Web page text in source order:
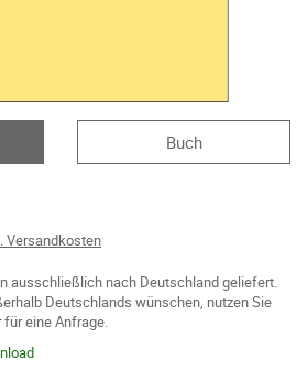
Buch
Versandkosten
ausschließlich nach Deutschland geliefert.
Deutschlands wünschen, nutzen Sie
für eine Anfrage.